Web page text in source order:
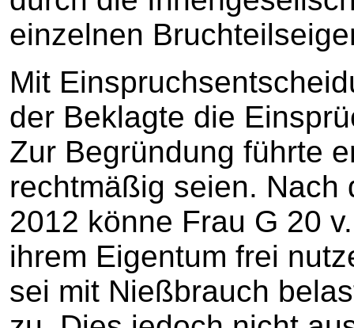
einzelnen
Mit
der Beklagte die
Zur Begründung führte
rechtmäßig seien. Nach
2012 könne Frau G 20
ihrem Eigentum frei
sei mit Nießbrauch